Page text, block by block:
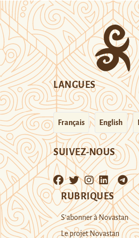
LANGUES
Français English
SUIVEZ-NOUS
RUBRIQUES
S’abonner à Novastan
Le projet Novastan